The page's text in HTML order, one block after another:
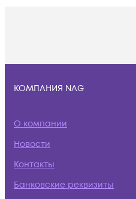
КОМПАНИЯ NAG
О компании
Новости
Контакты
Банковские реквизиты